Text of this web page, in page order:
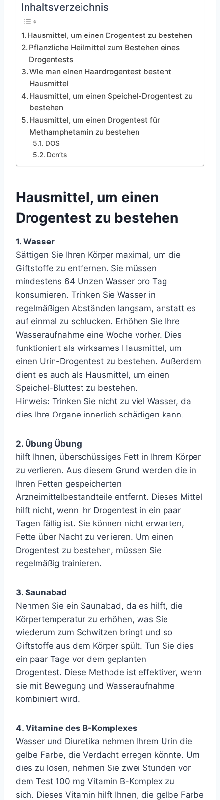
Inhaltsverzeichnis
Hausmittel, um einen Drogentest zu bestehen
Pflanzliche Heilmittel zum Bestehen eines
Drogentests
Wie man einen Haardrogentest besteht
Hausmittel
Hausmittel, um einen Speichel-Drogentest zu
bestehen
Hausmittel, um einen Drogentest für
Methamphetamin zu bestehen
DOS
Don’ts
Hausmittel, um einen
Drogentest zu bestehen
1. Wasser
Sättigen Sie Ihren Körper maximal, um die
Giftstoffe zu entfernen. Sie müssen
mindestens 64 Unzen Wasser pro Tag
konsumieren. Trinken Sie Wasser in
regelmäßigen Abständen langsam, anstatt es
auf einmal zu schlucken. Erhöhen Sie Ihre
Wasseraufnahme eine Woche vorher. Dies
funktioniert als wirksames Hausmittel, um
einen Urin-Drogentest zu bestehen. Außerdem
dient es auch als Hausmittel, um einen
Speichel-Bluttest zu bestehen.
Hinweis: Trinken Sie nicht zu viel Wasser, da
dies Ihre Organe innerlich schädigen kann.
2. Übung Übung
hilft Ihnen, überschüssiges Fett in Ihrem Körper
zu verlieren. Aus diesem Grund werden die in
Ihren Fetten gespeicherten
Arzneimittelbestandteile entfernt. Dieses Mittel
hilft nicht, wenn Ihr Drogentest in ein paar
Tagen fällig ist. Sie können nicht erwarten,
Fette über Nacht zu verlieren. Um einen
Drogentest zu bestehen, müssen Sie
regelmäßig trainieren.
3. Saunabad
Nehmen Sie ein Saunabad, da es hilft, die
Körpertemperatur zu erhöhen, was Sie
wiederum zum Schwitzen bringt und so
Giftstoffe aus dem Körper spült. Tun Sie dies
ein paar Tage vor dem geplanten
Drogentest. Diese Methode ist effektiver, wenn
sie mit Bewegung und Wasseraufnahme
kombiniert wird.
4. Vitamine des B-Komplexes
Wasser und Diuretika nehmen Ihrem Urin die
gelbe Farbe, die Verdacht erregen könnte. Um
dies zu lösen, nehmen Sie zwei Stunden vor
dem Test 100 mg Vitamin B-Komplex zu
sich. Dieses Vitamin hilft Ihnen, die gelbe Farbe